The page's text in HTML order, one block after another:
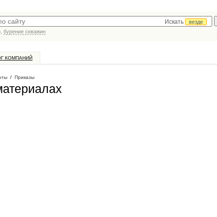
Искать
везде
бурение скважин
КОМПАНИЙ
/ Приказы